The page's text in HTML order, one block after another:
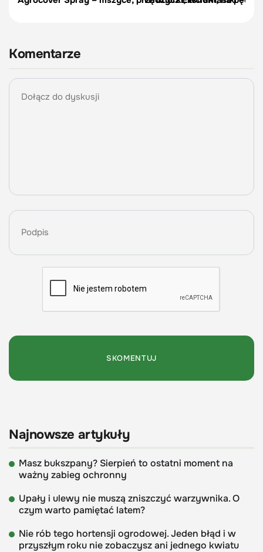
Komentarze
Najnowsze artykuły
Masz bukszpany? Sierpień to ostatni moment na
ważny zabieg ochronny
Upały i ulewy nie muszą zniszczyć warzywnika. O
czym warto pamiętać latem?
Nie rób tego hortensji ogrodowej. Jeden błąd i w
przyszłym roku nie zobaczysz ani jednego kwiatu